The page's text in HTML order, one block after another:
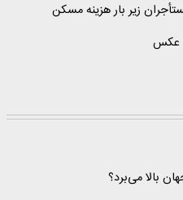
زیر بار هزینه مسکن
عکس